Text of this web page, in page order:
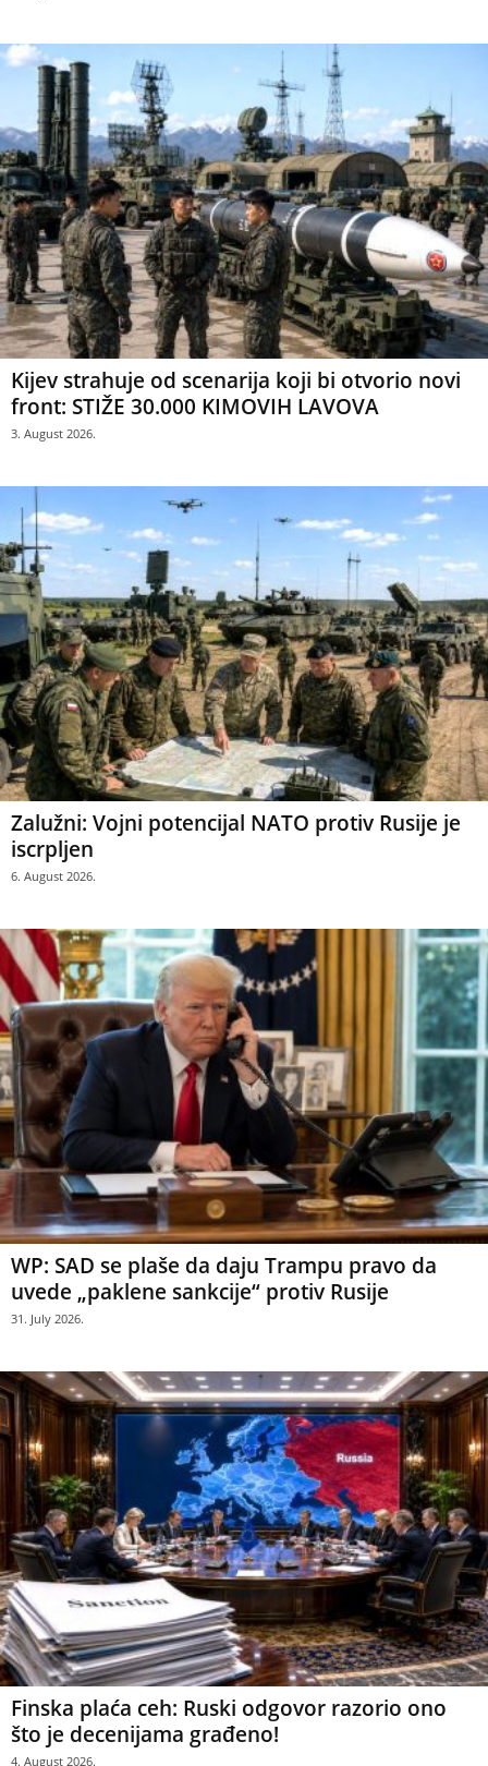
Kijev strahuje od scenarija koji bi otvorio novi
front: STIŽE 30.000 KIMOVIH LAVOVA
3. August 2026.
Zalužni: Vojni potencijal NATO protiv Rusije je
iscrpljen
6. August 2026.
WP: SAD se plaše da daju Trampu pravo da
uvede „paklene sankcije“ protiv Rusije
31. July 2026.
Finska plaća ceh: Ruski odgovor razorio ono
što je decenijama građeno!
4. August 2026.